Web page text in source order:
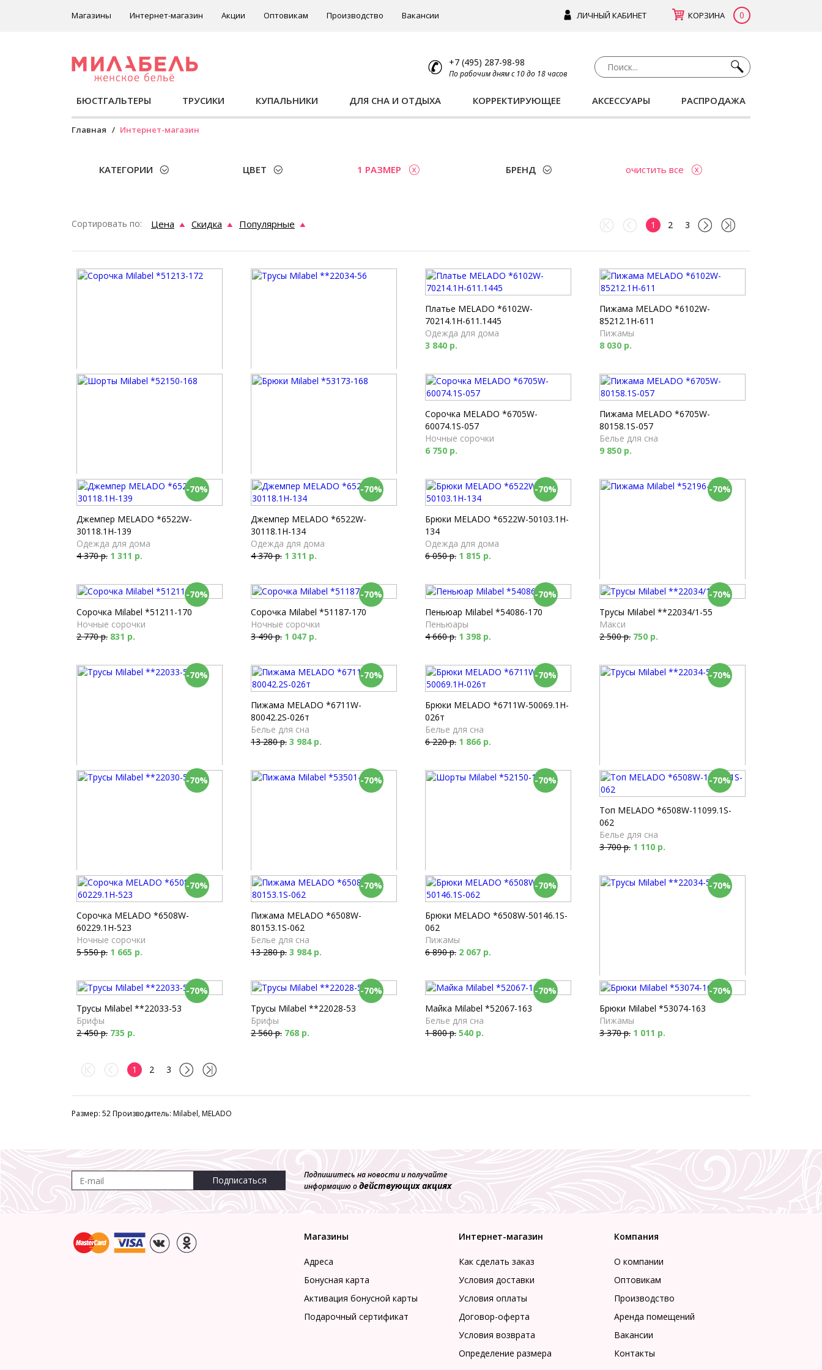
ЛИЧНЫЙ КАБИНЕТ КОРЗИНА 0
Магазины Интернет-магазин Акции Оптовикам Производство Вакансии
+7 (495) 287-98-98
По рабочим дням с 10 до 18 часов
БЮСТГАЛЬТЕРЫ ТРУСИКИ КУПАЛЬНИКИ ДЛЯ СНА И ОТДЫХА КОРРЕКТИРУЮЩЕЕ АКСЕССУАРЫ РАСПРОДАЖА
Главная Интернет-магазин
КАТЕГОРИИ ЦВЕТ 1 РАЗМЕР БРЕНД очистить все
Сортировать по: Цена Скидка Популярные 1 2 3
Сорочка Milabel *51213-172
Трусы Milabel **22034-56
Платье MELADO *6102W-
70214.1H-611.1445
Одежда для дома
3 840 р.
Пижама MELADO *6102W-
85212.1H-611
Пижамы
8 030 р.
Шорты Milabel *52150-168
Пижамы
2 610 р.
Брюки Milabel *53173-168
Пижамы
4 040 р.
Сорочка MELADO *6705W-
60074.1S-057
Ночные сорочки
6 750 р.
Пижама MELADO *6705W-
80158.1S-057
Белье для сна
9 850 р.
-70%
Джемпер MELADO *6522W-
30118.1H-139
Одежда для дома
4 370 р. 1 311 р.
-70%
Джемпер MELADO *6522W-
30118.1H-134
Одежда для дома
4 370 р. 1 311 р.
-70%
Брюки MELADO *6522W-50103.1H-
134
Одежда для дома
6 050 р. 1 815 р.
-70%
Пижама Milabel *52196-170
Белье для сна
3 420 р.
-70%
Сорочка Milabel *51211-170
Ночные сорочки
2 770 р. 831 р.
-70%
Сорочка Milabel *51187-170
Ночные сорочки
3 490 р. 1 047 р.
-70%
Пеньюар Milabel *54086-170
Пеньюары
4 660 р. 1 398 р.
-70%
Трусы Milabel **22034/1-55
Макси
2 500 р. 750 р.
-70%
Трусы Milabel **22033-55
-70%
Пижама MELADO *6711W-
80042.2S-026т
Белье для сна
13 280 р. 3 984 р.
-70%
Брюки MELADO *6711W-50069.1H-
026т
Белье для сна
6 220 р. 1 866 р.
-70%
Трусы Milabel **22034-54
Макси
2 090 р. 627 р.
-70%
Трусы Milabel **22030-54
Слип
1 970 р. 591 р.
-70%
Пижама Milabel *53501-167
Белье для сна
7 860 р. 2 358 р.
-70%
Шорты Milabel *52150-167
Пижамы
2 580 р. 774 р.
-70%
Топ MELADO *6508W-11099.1S-
062
Белье для сна
3 700 р. 1 110 р.
-70%
Сорочка MELADO *6508W-
60229.1H-523
Ночные сорочки
5 550 р. 1 665 р.
-70%
Пижама MELADO *6508W-
80153.1S-062
Белье для сна
13 280 р. 3 984 р.
-70%
Брюки MELADO *6508W-50146.1S-
062
Пижамы
6 890 р. 2 067 р.
-70%
Трусы Milabel **22034-53
Макси
2 750 р. 825 р.
-70%
Трусы Milabel **22033-53
Брифы
2 450 р. 735 р.
-70%
Трусы Milabel **22028-53
Брифы
2 560 р. 768 р.
-70%
Майка Milabel *52067-163
Белье для сна
1 800 р. 540 р.
-70%
Брюки Milabel *53074-163
Пижамы
3 370 р. 1 011 р.
1 2 3
Размер: 52 Производитель: Milabel, MELADO
Подписаться
Подпишитесь на новости и получайте
информацию одействующих акциях
Магазины
Адреса
Бонусная карта
Активация бонусной карты
Подарочный сертификат
Интернет-магазин
Как сделать заказ
Условия доставки
Условия оплаты
Договор-оферта
Условия возврата
Определение размера
Компания
О компании
Оптовикам
Производство
Аренда помещений
Вакансии
Контакты